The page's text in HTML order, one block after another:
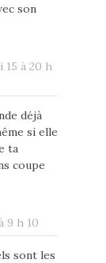
son
15 à 20 h
déjà
si elle
ta
coupe
9 h 10
sont les